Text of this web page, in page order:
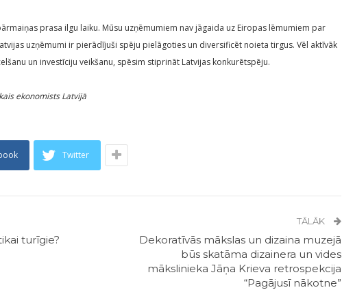
prasa ilgu laiku. Mūsu uzņēmumiem nav jāgaida uz Eiropas lēmumiem par
uzņēmumi ir pierādījuši spēju pielāgoties un diversificēt noieta tirgus. Vēl aktīvāk
un investīciju veikšanu, spēsim stiprināt Latvijas konkurētspēju.
ekonomists Latvijā
Twitter
turīgie?
TĀLĀK
Dekoratīvās mākslas un dizaina muzejā
būs skatāma dizainera un vides
mākslinieka Jāņa Krieva retrospekcija
“Pagājusī nākotne”